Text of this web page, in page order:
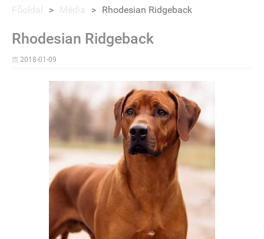
Főoldal > Média > Rhodesian Ridgeback
Rhodesian Ridgeback
2018-01-09